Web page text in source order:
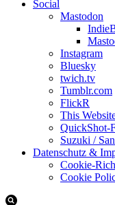
Social
Mastodon
Instagram
Bluesky
twich.tv
Tumblr.com
FlickR
This
QuickShot-
Suzuki /
Datenschutz &
Cookie-
Cookie